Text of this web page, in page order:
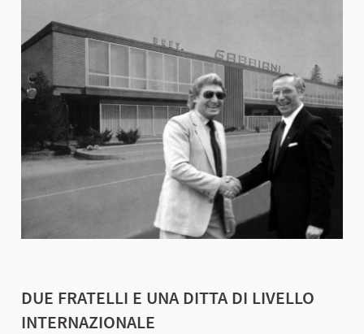
DUE FRATELLI E UNA DITTA DI LIVELLO
INTERNAZIONALE